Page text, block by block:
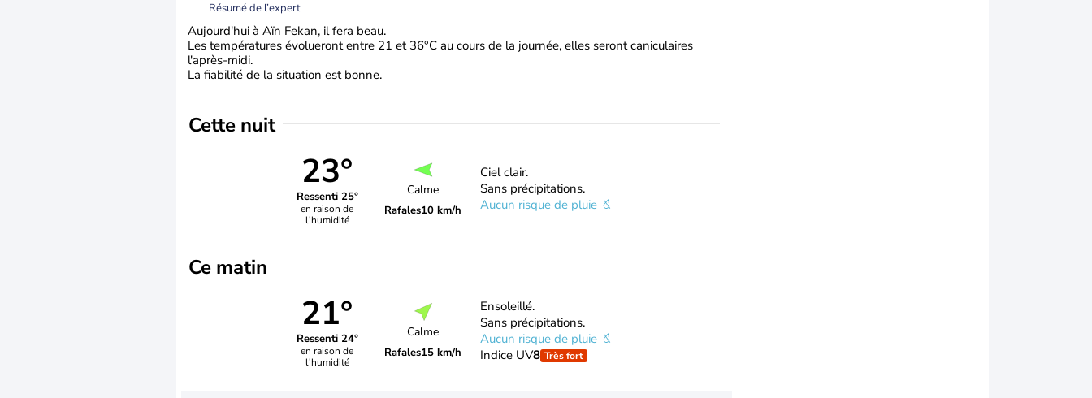
Résumé de l’expert
Aujourd'hui à Aïn Fekan, il fera beau.
Les températures évolueront entre 21 et 36°C au cours de la journée, elles seront caniculaires
l'après-midi.
La fiabilité de la situation est bonne.
Cette nuit
23°
Ressenti 25°
en raison de
l'humidité
Calme
Rafales10 km/h
Ciel clair.
Sans précipitations.
Aucun risque de pluie
Ce matin
21°
Ressenti 24°
en raison de
l'humidité
Calme
Rafales15 km/h
Ensoleillé.
Sans précipitations.
Aucun risque de pluie
Indice UV8 Très fort